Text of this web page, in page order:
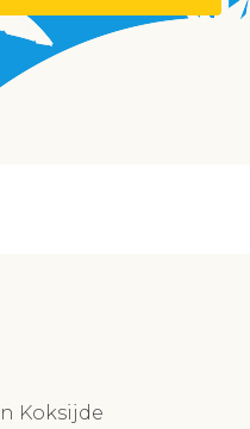
Koksijde